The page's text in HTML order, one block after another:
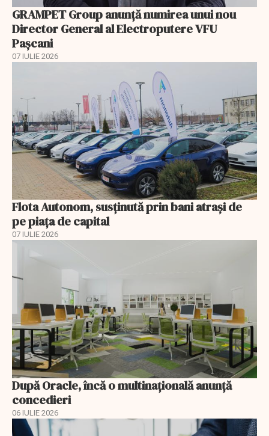
GRAMPET Group anunță numirea unui nou
Director General al Electroputere VFU
Pașcani
07 IULIE 2026
Flota Autonom, susținută prin bani atrași de
pe piața de capital
07 IULIE 2026
După Oracle, încă o multinaţională anunţă
concedieri
06 IULIE 2026